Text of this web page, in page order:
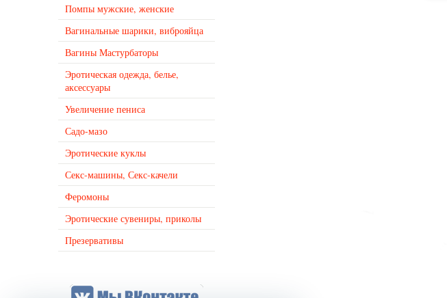
Помпы мужские, женские
Вагинальные шарики, виброяйца
Вагины Мастурбаторы
Эротическая одежда, белье,
аксессуары
Увеличение пениса
Садо-мазо
Эротические куклы
Секс-машины, Секс-качели
Феромоны
Эротические сувениры, приколы
Презервативы